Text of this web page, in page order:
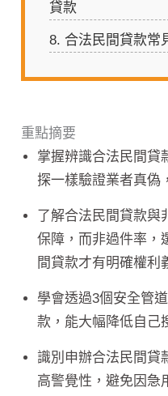
貸款
8. 合法民間貸款常
重點摘要
掌握辨識合法民間貸
探一樣驗證業者真偽
了解合法民間貸款與
保障，而非過件率，
間貸款才有明確權利
學會透過3個安全管
款，能大幅降低自己
識別申辦合法民間貸
高警覺性，避免因急